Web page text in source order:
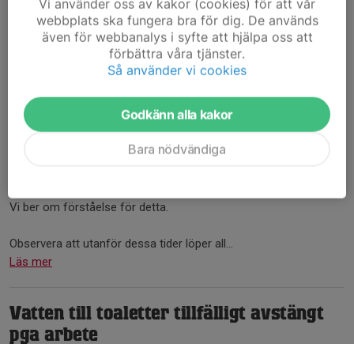
Under veckorna 33 t.o.m. 34 måndag till torsdag kl 07:00-17:15 är
hela anläggningen uthyrd. Den är alltså inte tillgänglig under
Vi ber om förståelse för detta.
Observera att utanför dessa tider löper all...
Läs mer
Vatten till toaletter tillfälligt avstängt
pga arbete
Vi använder oss av kakor (cookies) för att vår
webbplats ska fungera bra för dig. De används
även för webbanalys i syfte att hjälpa oss att
förbättra våra tjänster.
Så använder vi cookies
Godkänn alla kakor
Bara nödvändiga